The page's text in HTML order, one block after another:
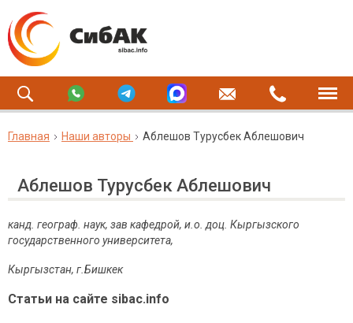
Главная Наши авторы Аблешов Турусбек Аблешович
Аблешов Турусбек Аблешович
канд. географ. наук, зав кафедрой, и.о. доц. Кыргызского
государственного университета,
Кыргызстан, г.Бишкек
Статьи на сайте sibac.info